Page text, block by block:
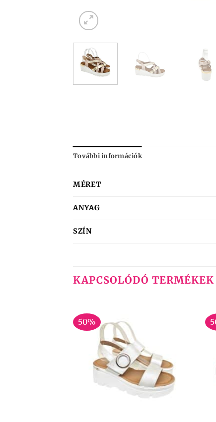
További információk
MÉRET
ANYAG
SZÍN
KAPCSOLÓDÓ TERMÉKEK
50%